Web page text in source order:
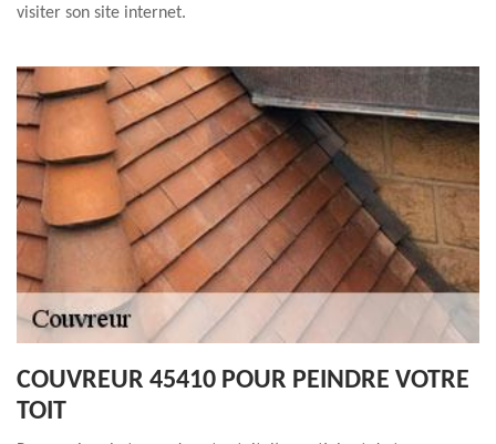
visiter son site internet.
COUVREUR 45410 POUR PEINDRE VOTRE
TOIT